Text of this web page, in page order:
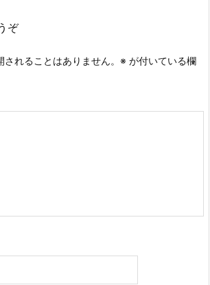
ぞ
れることはありません。 ※ が付いている欄